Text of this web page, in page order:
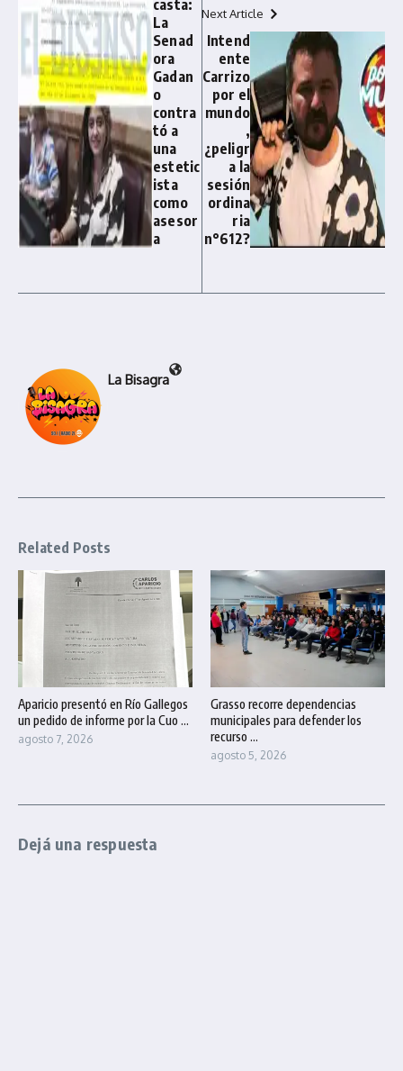
casta:
La
Senad
ora
Gadan
o
contra
tó a
una
estetic
ista
como
asesor
a
Next Article
Intend
ente
Carrizo
por el
mundo
,
¿peligr
a la
sesión
ordina
ria
n°612?
La Bisagra
Related Posts
Aparicio presentó en Río Gallegos
un pedido de informe por la Cuo ...
agosto 7, 2026
Grasso recorre dependencias
municipales para defender los
recurso ...
agosto 5, 2026
Dejá una respuesta